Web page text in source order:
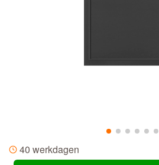
40 werkdagen